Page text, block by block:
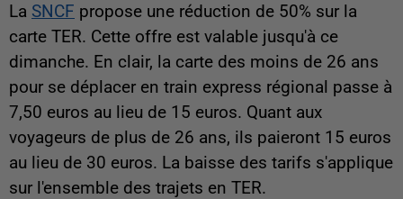
La SNCF propose une réduction de 50% sur la
carte TER. Cette offre est valable jusqu'à ce
dimanche. En clair, la carte des moins de 26 ans
pour se déplacer en train express régional passe à
7,50 euros au lieu de 15 euros. Quant aux
voyageurs de plus de 26 ans, ils paieront 15 euros
au lieu de 30 euros. La baisse des tarifs s'applique
sur l'ensemble des trajets en TER.